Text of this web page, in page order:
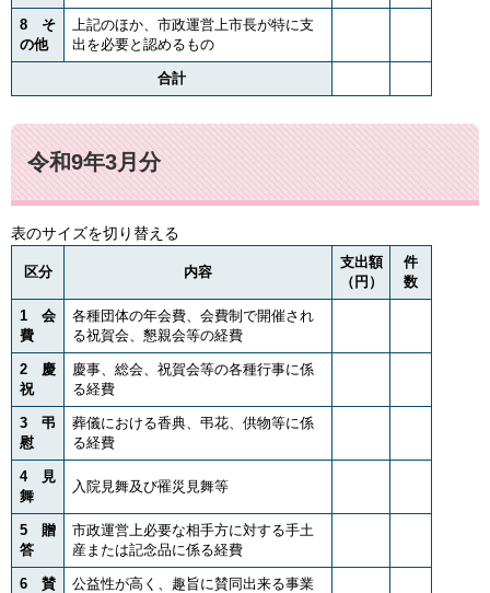
8 そ
の他
上記のほか、市政運営上市長が特に支
出を必要と認めるもの
合計
令和9年3月分
表のサイズを切り替える
区分 内容
支出額
（円）
件
数
1 会
費
各種団体の年会費、会費制で開催され
る祝賀会、懇親会等の経費
2 慶
祝
慶事、総会、祝賀会等の各種行事に係
る経費
3 弔
慰
葬儀における香典、弔花、供物等に係
る経費
4 見
舞
入院見舞及び罹災見舞等
5 贈
答
市政運営上必要な相手方に対する手土
産または記念品に係る経費
6 賛
公益性が高く、趣旨に賛同出来る事業